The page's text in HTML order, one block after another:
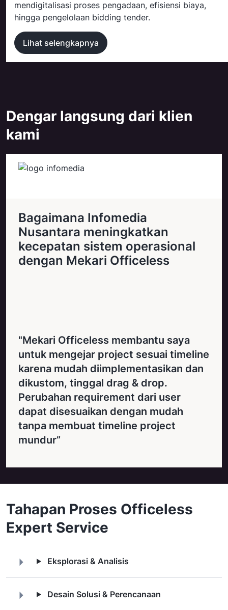
mendigitalisasi proses pengadaan, efisiensi biaya,
hingga pengelolaan bidding tender.
Lihat selengkapnya
Dengar langsung dari klien
kami
Bagaimana Infomedia
Nusantara meningkatkan
kecepatan sistem operasional
dengan Mekari Officeless
"Mekari Officeless membantu saya
untuk mengejar project sesuai timeline
karena mudah diimplementasikan dan
dikustom, tinggal drag & drop.
Perubahan requirement dari user
dapat disesuaikan dengan mudah
tanpa membuat timeline project
mundur”
Tahapan Proses Officeless
Expert Service
Eksplorasi & Analisis
Desain Solusi & Perencanaan